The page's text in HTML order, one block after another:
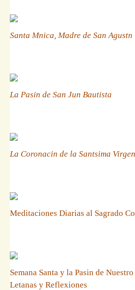
Santa Mnica, Madre de San Agustn
La Pasin de San Jun Bautista
La Coronacin de la Santsima
Meditaciones Diarias al Sagrado
Semana Santa y la Pasin de
Letanas y Reflexiones